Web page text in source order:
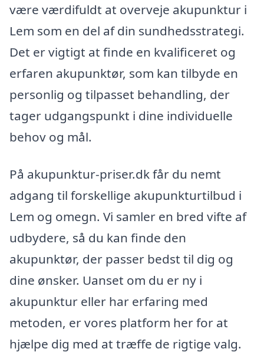
være værdifuldt at overveje akupunktur i
Lem som en del af din sundhedsstrategi.
Det er vigtigt at finde en kvalificeret og
erfaren akupunktør, som kan tilbyde en
personlig og tilpasset behandling, der
tager udgangspunkt i dine individuelle
behov og mål.
På akupunktur-priser.dk får du nemt
adgang til forskellige akupunkturtilbud i
Lem og omegn. Vi samler en bred vifte af
udbydere, så du kan finde den
akupunktør, der passer bedst til dig og
dine ønsker. Uanset om du er ny i
akupunktur eller har erfaring med
metoden, er vores platform her for at
hjælpe dig med at træffe de rigtige valg.